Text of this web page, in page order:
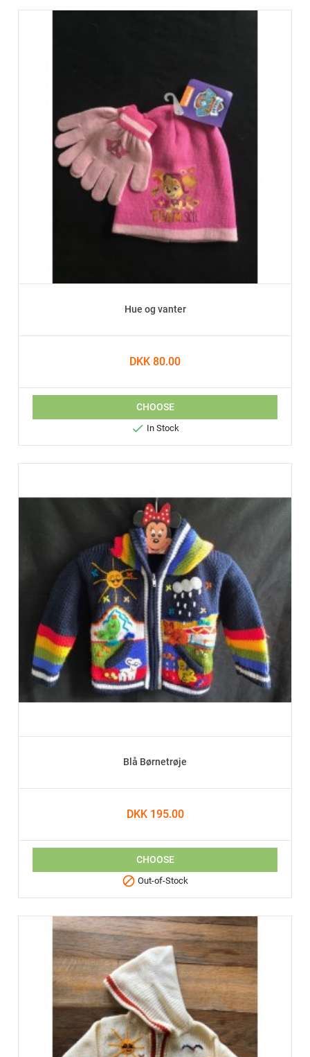
Hue og vanter
DKK 80.00
CHOOSE
 In Stock
Blå Børnetrøje
DKK 195.00
CHOOSE
 Out-of-Stock